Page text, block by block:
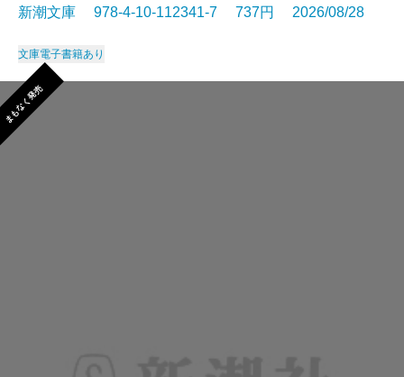
新潮文庫 978-4-10-112341-7 737円 2026/08/28
文庫電子書籍あり
まもなく発売